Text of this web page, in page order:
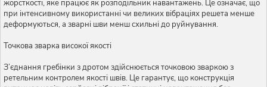
жорсткості, яке працює як розподільник навантажень. Це означає, що
при інтенсивному використанні чи великих вібраціях решета менше
деформуються, а зварні шви менш схильні до руйнування.
Точкова зварка високої якості
З’єднання гребінки з дротом здійснюється точковою зваркою з
ретельним контролем якості швів. Це гарантує, що конструкція